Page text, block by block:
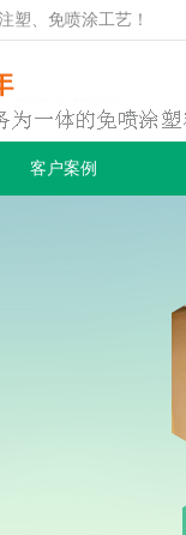
塑、免喷涂工艺！
客户案例